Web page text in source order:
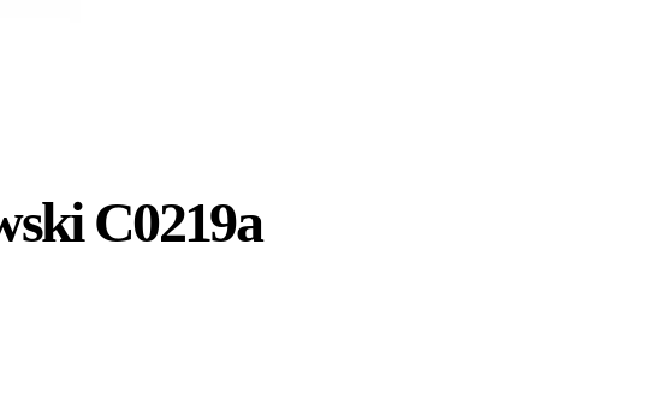
C0219a